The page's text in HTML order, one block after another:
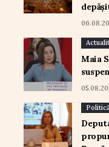
Maia
Politică